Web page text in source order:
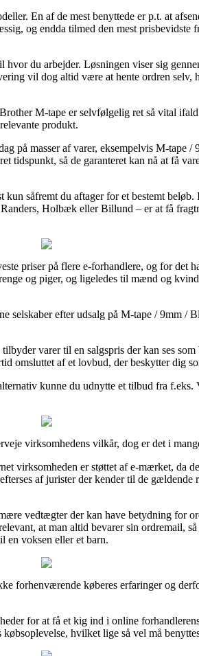
En af de mest benyttede er p.t. at
og endda tilmed den mest
du arbejder. Løsningen viser sig
vil dog altid være at hente ordren
M-tape er selvfølgelig ret så vital
produkt.
på masser af varer, eksempelvis M-tape
så de garanteret kan nå at få
såfremt du aftager for et bestemt
Holbæk eller Billund – er at få
priser på flere e-forhandlere, og for det
og piger, og ligeledes til mænd og
efter udsalg på M-tape / 9mm /
varer til en salgspris der kan ses
omsluttet af et lovbud, der beskytter dig
kunne du udnytte et tilbud fra
virksomhedens vilkår, dog er det i
virksomheden er støttet af e-mærket, da
af jurister der kender til de gældende
vedtægter der kan have betydning for
at man altid bevarer sin ordremail,
en voksen eller et barn.
forhenværende køberes erfaringer og
for at få et kig ind i online
hvilket lige så vel må